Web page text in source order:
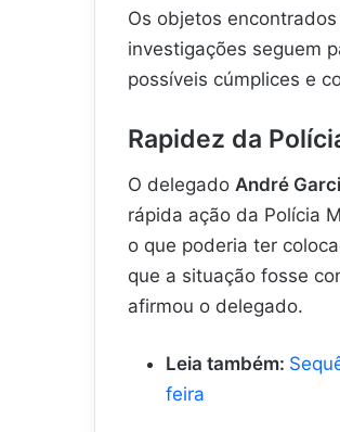
Os objetos
investigações seguem
possíveis cúmplices e
Rapidez da
O delegado André
rápida ação da Polícia
o que poderia ter
que a situação fosse
afirmou o delegado.
Leia também:
feira